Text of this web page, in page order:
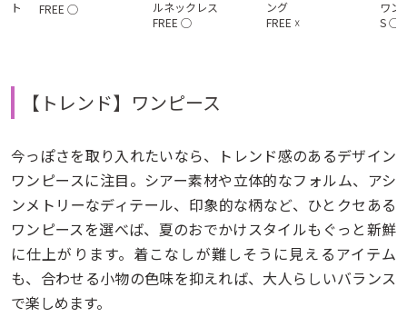
ト
FREE ◯
ルネックレス
FREE ◯
ング
FREE ☓
ワン
S ◯
【トレンド】ワンピース
今っぽさを取り入れたいなら、トレンド感のあるデザイン
ワンピースに注目。シアー素材や立体的なフォルム、アシ
ンメトリーなディテール、印象的な柄など、ひとクセある
ワンピースを選べば、夏のおでかけスタイルもぐっと新鮮
に仕上がります。着こなしが難しそうに見えるアイテム
も、合わせる小物の色味を抑えれば、大人らしいバランス
で楽しめます。